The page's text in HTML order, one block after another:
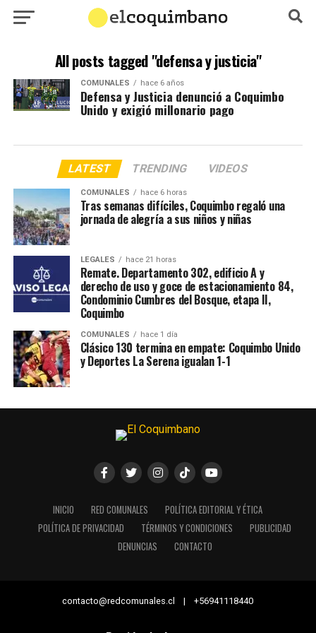
All posts tagged "defensa y justicia"
COMUNALES hace 6 años
Defensa y Justicia denunció a Coquimbo
Unido y exigió millonario pago
LATEST TRENDING VIDEOS
COMUNALES hace 6 horas
Tras semanas difíciles, Coquimbo regaló una
jornada de alegría a sus niños y niñas
LEGALES hace 21 horas
Remate. Departamento 302, edificio A y
derecho de uso y goce de estacionamiento 84,
Condominio Cumbres del Bosque, etapa II,
Coquimbo
COMUNALES hace 1 día
Clásico 130 termina en empate: Coquimbo Unido
y Deportes La Serena igualan 1-1
INICIO RED COMUNALES
POLÍTICA EDITORIAL Y ÉTICA
POLÍTICA DE PRIVACIDAD
TÉRMINOS Y CONDICIONES
PUBLICIDAD
DENUNCIAS
CONTACTO
contacto@redcomunales.cl | +56941118440